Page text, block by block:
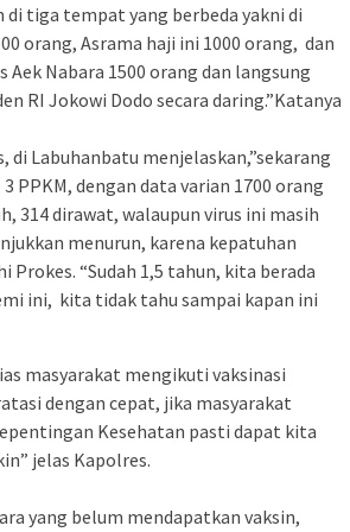
tiga tempat yang berbeda yakni di
orang, Asrama haji ini 1000 orang, dan
Aek Nabara 1500 orang dan langsung
RI Jokowi Dodo secara daring.”Katanya
di Labuhanbatu menjelaskan,”sekarang
PPKM, dengan data varian 1700 orang
314 dirawat, walaupun virus ini masih
menurun, karena kepatuhan
Prokes. “Sudah 1,5 tahun, kita berada
ini, kita tidak tahu sampai kapan ini
masyarakat mengikuti vaksinasi
dengan cepat, jika masyarakat
Kesehatan pasti dapat kita
jelas Kapolres.
yang belum mendapatkan vaksin,